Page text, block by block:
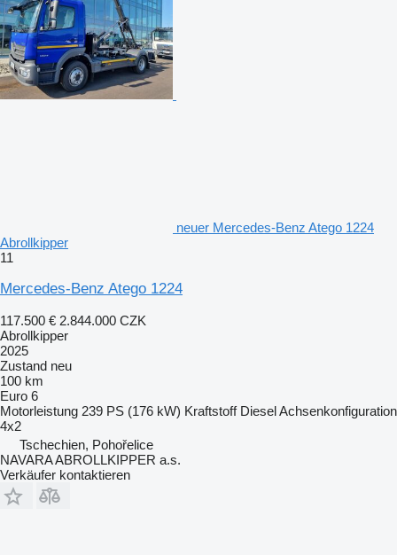
neuer Mercedes-Benz Atego 1224
Abrollkipper
11
Mercedes-Benz Atego 1224
117.500 € 2.844.000 CZK
Abrollkipper
2025
Zustand neu
100 km
Euro 6
Motorleistung 239 PS (176 kW) Kraftstoff DieselAchsenkonfiguration
4x2
Tschechien, Pohořelice
NAVARA ABROLLKIPPER a.s.
Verkäufer kontaktieren